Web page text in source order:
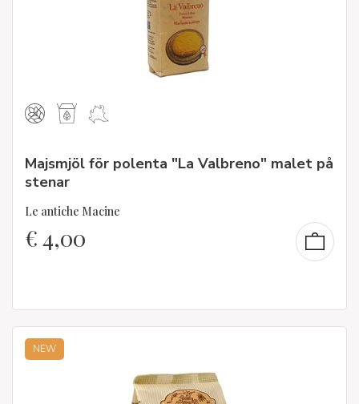
Majsmjöl för polenta "La Valbreno" malet på
stenar
Le antiche Macine
€4,00
NEW